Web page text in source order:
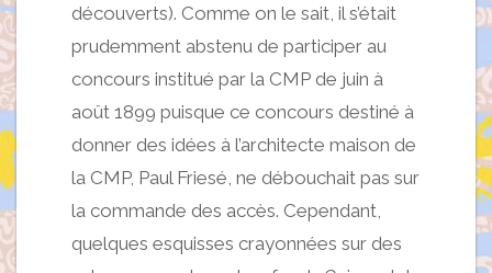
découverts). Comme on le sait, il s’était
prudemment abstenu de participer au
concours institué par la CMP de juin à
août 1899 puisque ce concours destiné à
donner des idées à l’architecte maison de
la CMP, Paul Friesé, ne débouchait pas sur
la commande des accès. Cependant,
quelques esquisses crayonnées sur des